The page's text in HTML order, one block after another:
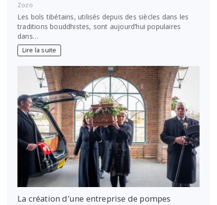
Zozo
Les bols tibétains, utilisés depuis des siècles dans les
traditions bouddhistes, sont aujourd’hui populaires
dans…
Lire la suite
La création d’une entreprise de pompes